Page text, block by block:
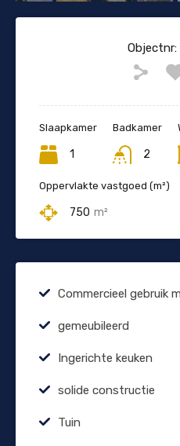
Objectnr:
Slaapkamer
1
Badkamer
2
Oppervlakte vastgoed (m²)
750 m²
Commercieel gebruik
gemeubileerd
Ingerichte keuken
solide constructie
Tuin